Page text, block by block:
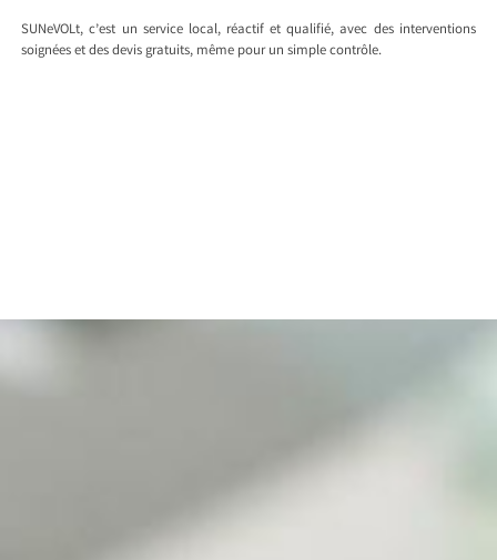
SUNeVOLt, c’est un service local, réactif et qualifié, avec des interventions
soignées et des devis gratuits, même pour un simple contrôle.